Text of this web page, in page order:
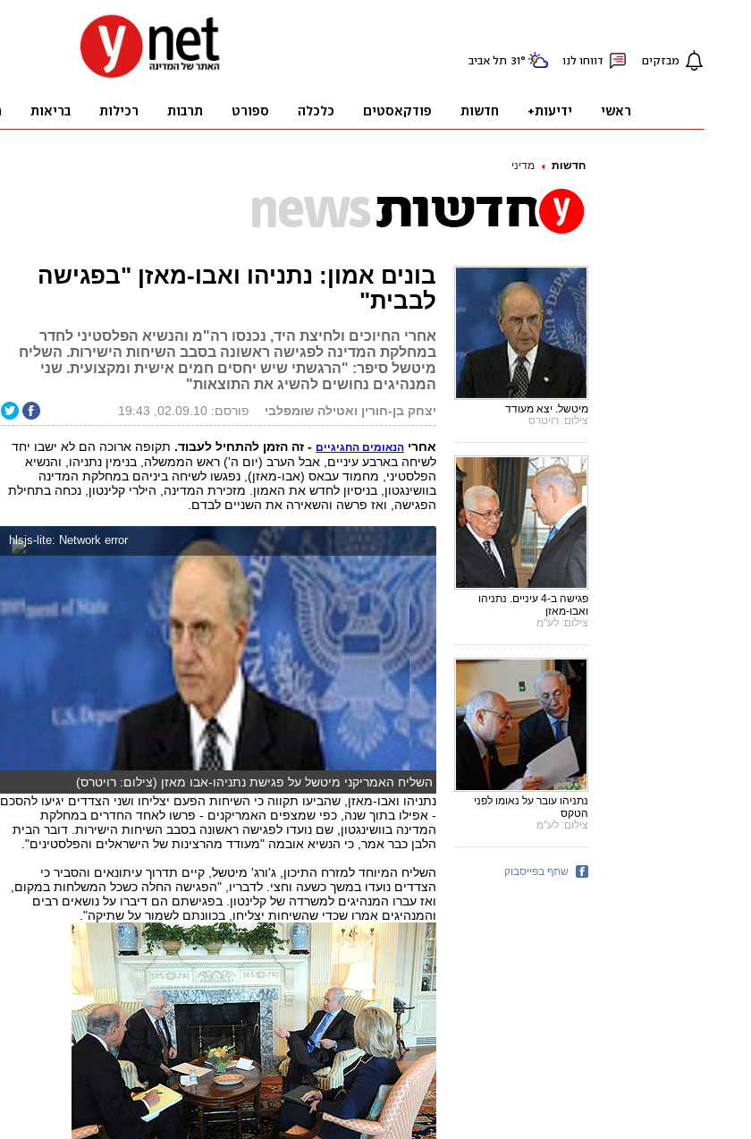
חדשות מדיני
בונים אמון: נתניהו ואבו-מאזן "בפגישה
לבבית"
אחרי החיוכים ולחיצת היד, נכנסו רה"מ והנשיא הפלסטיני לחדר
במחלקת המדינה לפגישה ראשונה בסבב השיחות הישירות. השליח
מיטשל סיפר: "הרגשתי שיש יחסים חמים אישית ומקצועית. שני
המנהיגים נחושים להשיג את התוצאות"
יצחק בן-חורין ואטילה שומפלבי פורסם: 02.09.10, 19:43
אחרי הנאומים החגיגיים - זה הזמן להתחיל לעבוד. תקופה ארוכה הם לא ישבו יחד
לשיחה בארבע עיניים, אבל הערב (יום ה') ראש הממשלה, בנימין נתניהו, והנשיא
הפלסטיני, מחמוד עבאס (אבו-מאזן), נפגשו לשיחה ביניהם במחלקת המדינה
בוושינגטון, בניסיון לחדש את האמון. מזכירת המדינה, הילרי קלינטון, נכחה בתחילת
הפגישה, ואז פרשה והשאירה את השניים לבדם.
hlsjs-lite: Network error
השליח האמריקני מיטשל על פגישת נתניהו-אבו מאזן (צילום: רויטרס)
נתניהו ואבו-מאזן, שהביעו תקווה כי השיחות הפעם יצליחו ושני הצדדים יגיעו להסכם
- אפילו בתוך שנה, כפי שמצפים האמריקנים - פרשו לאחד החדרים במחלקת
המדינה בוושינגטון, שם נועדו לפגישה ראשונה בסבב השיחות הישירות. דובר הבית
הלבן כבר אמר, כי הנשיא אובמה "מעודד מהרצינות של הישראלים והפלסטינים".
השליח המיוחד למזרח התיכון, ג'ורג' מיטשל, קיים תדרוך עיתונאים והסביר כי
הצדדים נועדו במשך כשעה וחצי. לדבריו, "הפגישה החלה כשכל המשלחות במקום,
ואז עברו המנהיגים למשרדה של קלינטון. בפגישתם הם דיברו על נושאים רבים
והמנהיגים אמרו שכדי שהשיחות יצליחו, בכוונתם לשמור על שתיקה".
מיטשל. יצא מעודד
צילום: רויטרס
פגישה ב-4 עיניים. נתניהו
ואבו-מאזן
צילום: לע"מ
נתניהו עובר על נאומו לפני
הטקס
צילום: לע"מ
שתף בפייסבוק